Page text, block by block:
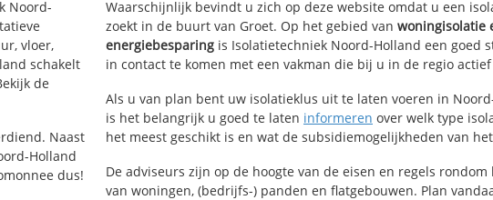
Noord-
vloer,
schakelt
de
Naast
Holland
dus!
Waarschijnlijk bevindt u zich op deze website omdat u een
zoekt in de buurt van Groet. Op het gebied van woningisolatie
energiebesparing is Isolatietechniek Noord-Holland een goed
in contact te komen met een vakman die bij u in de regio actief
Als u van plan bent uw isolatieklus uit te laten voeren in
is het belangrijk u goed te laten informeren over welk type
het meest geschikt is en wat de subsidiemogelijkheden van
De adviseurs zijn op de hoogte van de eisen en regels rondom
van woningen, (bedrijfs-) panden en flatgebouwen. Plan